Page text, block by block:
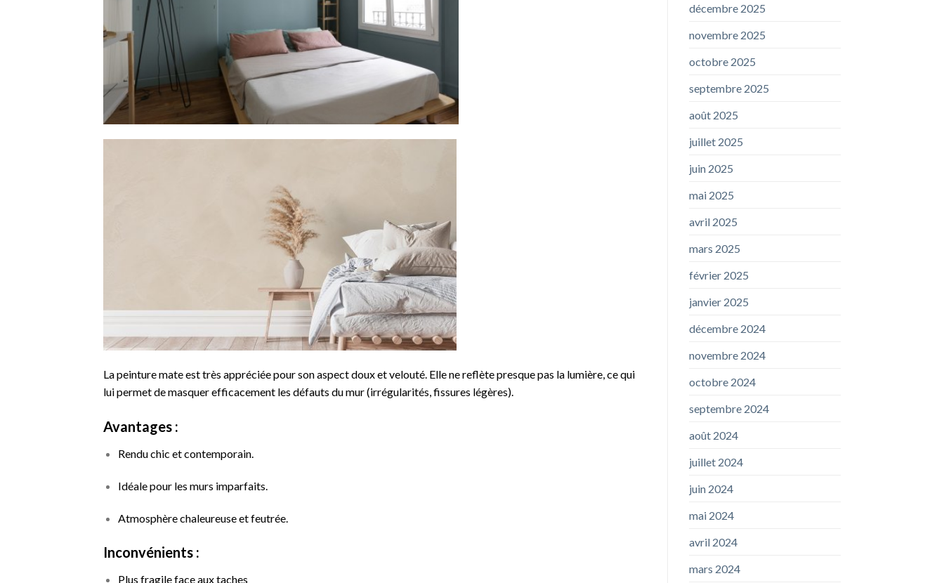
La peinture mate est très appréciée pour son aspect doux et velouté. Elle ne reflète presque pas la lumière, ce qui
lui permet de masquer efficacement les défauts du mur (irrégularités, fissures légères).
Avantages :
Rendu chic et contemporain.
Idéale pour les murs imparfaits.
Atmosphère chaleureuse et feutrée.
Inconvénients :
Plus fragile face aux taches
décembre 2025
novembre 2025
octobre 2025
septembre 2025
août 2025
juillet 2025
juin 2025
mai 2025
avril 2025
mars 2025
février 2025
janvier 2025
décembre 2024
novembre 2024
octobre 2024
septembre 2024
août 2024
juillet 2024
juin 2024
mai 2024
avril 2024
mars 2024